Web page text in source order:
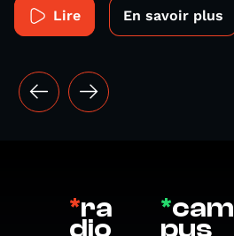
Lire En savoir plus
*ra
dio
*cam
pus